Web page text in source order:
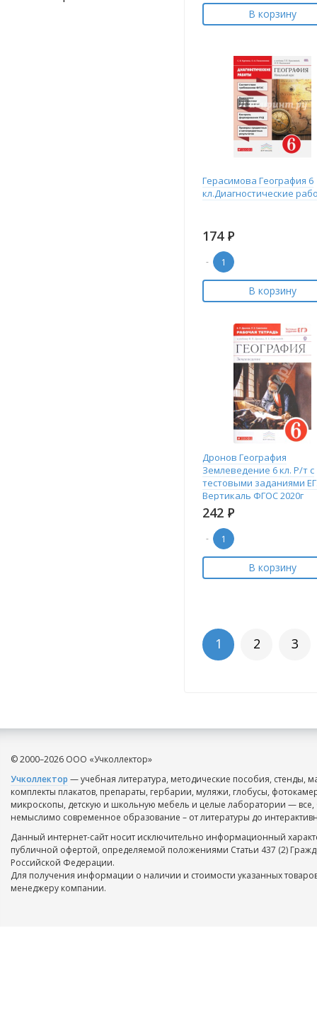
В корзину
Герасимова География 6
кл.Диагностические
174 Р
-
В корзину
Дронов География
Землеведение 6 кл. Р/т с
тестовыми заданиями
Вертикаль ФГОС 2020г
242 Р
-
В корзину
1 2 3
© 2000–2026 ООО «Учколлектор»
Учколлектор — учебная литература, методические пособия, стенды,
комплекты плакатов, препараты, гербарии, муляжи, глобусы,
микроскопы, детскую и школьную мебель и целые лаборатории — все,
немыслимо современное образование – от литературы до
Данный интернет-сайт носит исключительно информационный
публичной офертой, определяемой положениями Статьи 437 (2)
Российской Федерации.
Для получения информации о наличии и стоимости указанных
менеджеру компании.